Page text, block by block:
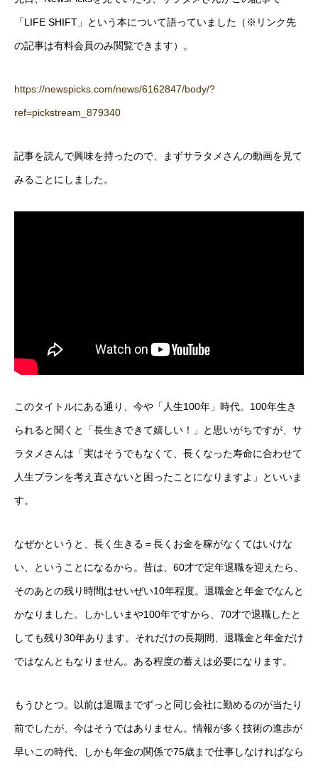
「LIFE SHIFT」という本について語っていました（※リンク先
の記事は有料会員のみ閲覧できます）。
https://newspicks.com/news/6162847/body/?
ref=pickstream_879340
記事を読んで興味を持ったので、まずサラタメさんの動画を見て
みることにしました。
このタイトルにある通り、今や「人生100年」時代。100年生き
られると聞くと「長生きできて嬉しい！」と思いがちですが、サ
ラタメさんは「実はそうでもなくて、長くなった寿命に合わせて
人生プランを考え直さないと困ったことになりますよ」といいま
す。
なぜかというと、長く生きる＝長くお金を稼がなくてはいけな
い、ということになるから。昔は、60才で定年退職を迎えたら、
そのあとの残り時間はせいぜい10年程度。退職金と年金でなんと
かなりました。しかしいまや100年ですから、70才で退職したと
しても残り30年あります。それだけの長期間、退職金と年金だけ
ではなんともなりません。ある程度の蓄えは必要になります。
もうひとつ。以前は退職までずっと同じ会社に勤めるのが当たり
前でしたが、今はそうではありません。情報が多く技術の進歩が
早いこの時代、しかも年金の関係で75歳まで仕事しなければなら